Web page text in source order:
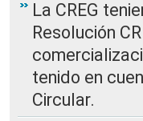
La CREG
Resolución
tenido en
Circular.